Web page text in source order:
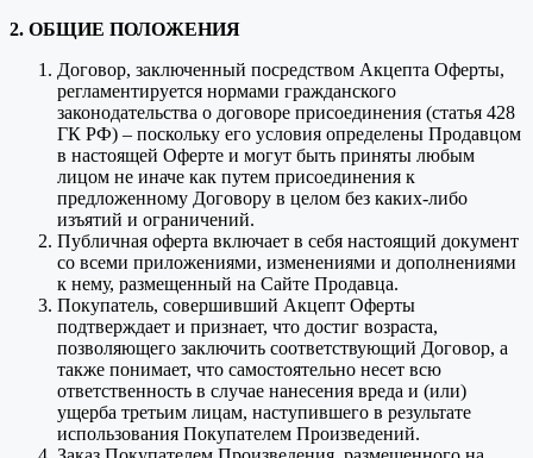
2. ОБЩИЕ ПОЛОЖЕНИЯ
Договор, заключенный посредством Акцепта Оферты,
регламентируется нормами гражданского
законодательства о договоре присоединения (статья 428
ГК РФ) – поскольку его условия определены Продавцом
в настоящей Оферте и могут быть приняты любым
лицом не иначе как путем присоединения к
предложенному Договору в целом без каких-либо
изъятий и ограничений.
Публичная оферта включает в себя настоящий документ
со всеми приложениями, изменениями и дополнениями
к нему, размещенный на Сайте Продавца.
Покупатель, совершивший Акцепт Оферты
подтверждает и признает, что достиг возраста,
позволяющего заключить соответствующий Договор, а
также понимает, что самостоятельно несет всю
ответственность в случае нанесения вреда и (или)
ущерба третьим лицам, наступившего в результате
использования Покупателем Произведений.